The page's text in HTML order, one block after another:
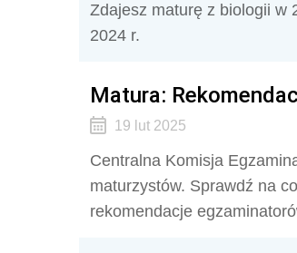
Zdajesz maturę z biologii w
2024 r.
Matura:
19 lut 2025
Centralna Komisja
maturzystów. Sprawdź na
rekomendacje